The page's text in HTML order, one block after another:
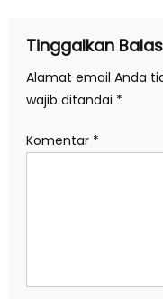
Tinggalkan
Alamat email Anda
wajib ditandai *
Komentar *